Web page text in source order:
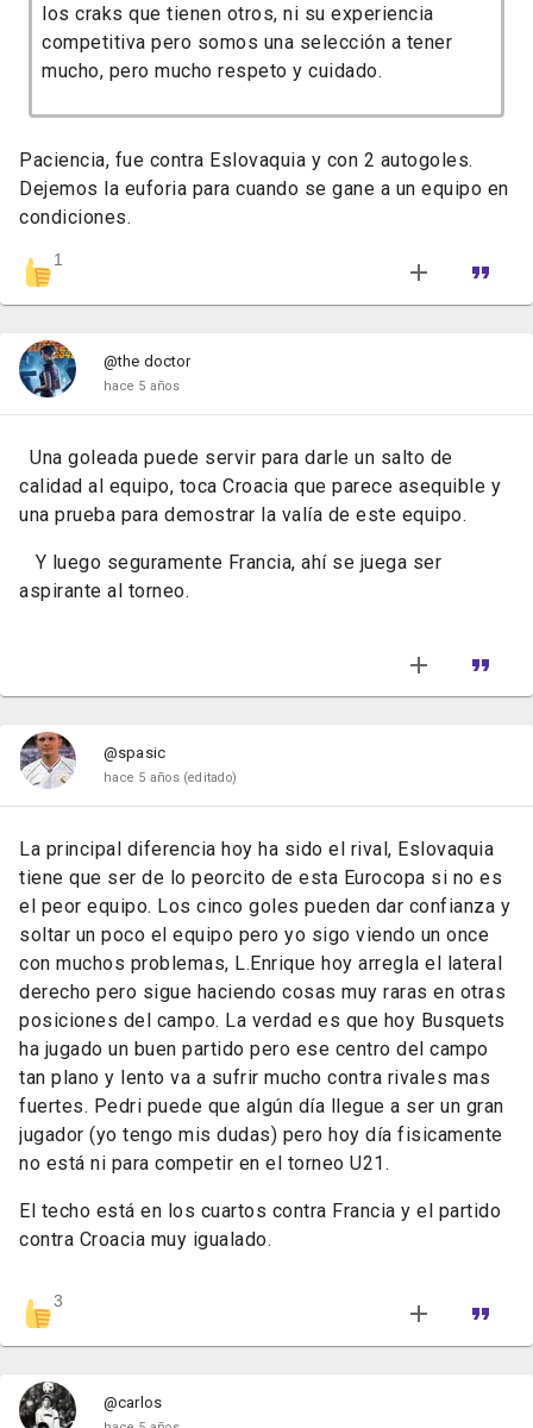
los craks que tienen otros, ni su experiencia
competitiva pero somos una selección a tener
mucho, pero mucho respeto y cuidado.
Paciencia, fue contra Eslovaquia y con 2 autogoles.
Dejemos la euforia para cuando se gane a un equipo en
condiciones.
1
@the doctor
hace 5 años
Una goleada puede servir para darle un salto de
calidad al equipo, toca Croacia que parece asequible y
una prueba para demostrar la valía de este equipo.
Y luego seguramente Francia, ahí se juega ser
aspirante al torneo.
@spasic
hace 5 años (editado)
La principal diferencia hoy ha sido el rival, Eslovaquia
tiene que ser de lo peorcito de esta Eurocopa si no es
el peor equipo. Los cinco goles pueden dar confianza y
soltar un poco el equipo pero yo sigo viendo un once
con muchos problemas, L.Enrique hoy arregla el lateral
derecho pero sigue haciendo cosas muy raras en otras
posiciones del campo. La verdad es que hoy Busquets
ha jugado un buen partido pero ese centro del campo
tan plano y lento va a sufrir mucho contra rivales mas
fuertes. Pedri puede que algún día llegue a ser un gran
jugador (yo tengo mis dudas) pero hoy día fisicamente
no está ni para competir en el torneo U21.
El techo está en los cuartos contra Francia y el partido
contra Croacia muy igualado.
3
@carlos